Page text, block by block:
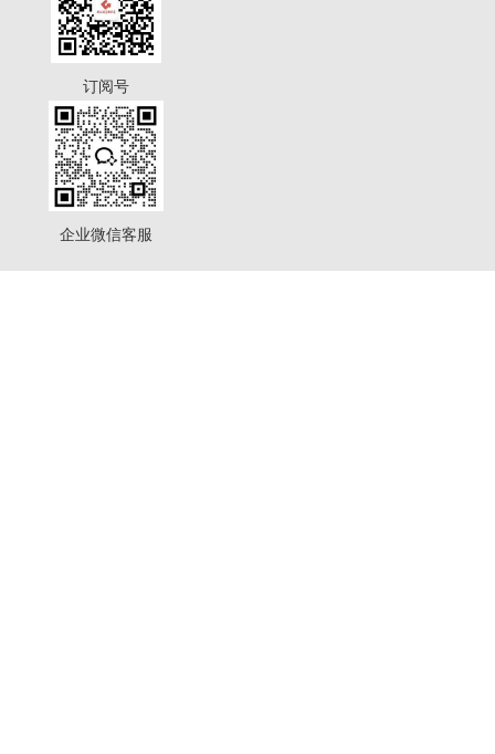
订阅号
企业微信客服